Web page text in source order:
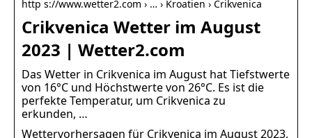
http s://www.wetter2.com › … › Kroatien › Crikvenica
Crikvenica Wetter im August
2023 | Wetter2.com
Das Wetter in Crikvenica im August hat Tiefstwerte
von 16°C und Höchstwerte von 26°C. Es ist die
perfekte Temperatur, um Crikvenica zu
erkunden, …
Wettervorhersagen für Crikvenica im August 2023,